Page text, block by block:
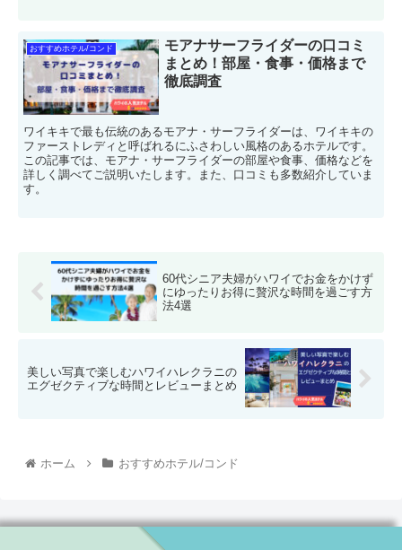
おすすめホテル/コンド
モアナサーフライダーの口コミ
まとめ！部屋・食事・価格まで
徹底調査
ワイキキで最も伝統のあるモアナ・サーフライダーは、ワイキキの
ファーストレディと呼ばれるにふさわしい風格のあるホテルです。
この記事では、モアナ・サーフライダーの部屋や食事、価格などを
詳しく調べてご説明いたします。また、口コミも多数紹介していま
す。
60代シニア夫婦がハワイでお金をかけず
にゆったりお得に贅沢な時間を過ごす方
法4選
美しい写真で楽しむハワイハレクラニの
エグゼクティブな時間とレビューまとめ
ホーム おすすめホテル/コンド